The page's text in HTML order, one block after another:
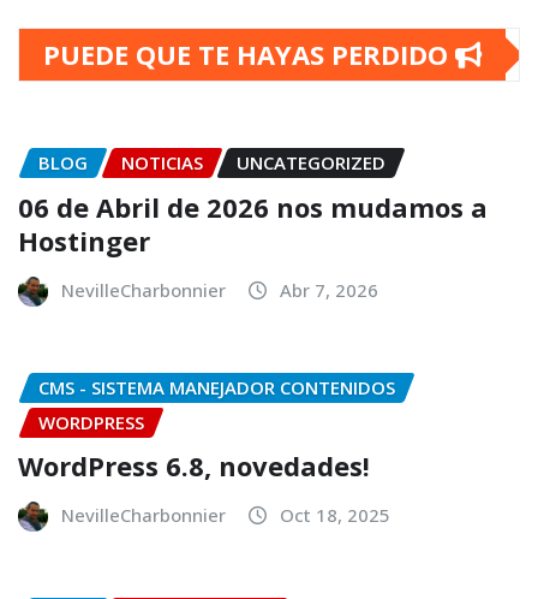
PUEDE QUE TE HAYAS PERDIDO
BLOG NOTICIAS UNCATEGORIZED
06 de Abril de 2026 nos mudamos a
Hostinger
NevilleCharbonnier Abr 7, 2026
CMS - SISTEMA MANEJADOR CONTENIDOS
WORDPRESS
WordPress 6.8, novedades!
NevilleCharbonnier Oct 18, 2025